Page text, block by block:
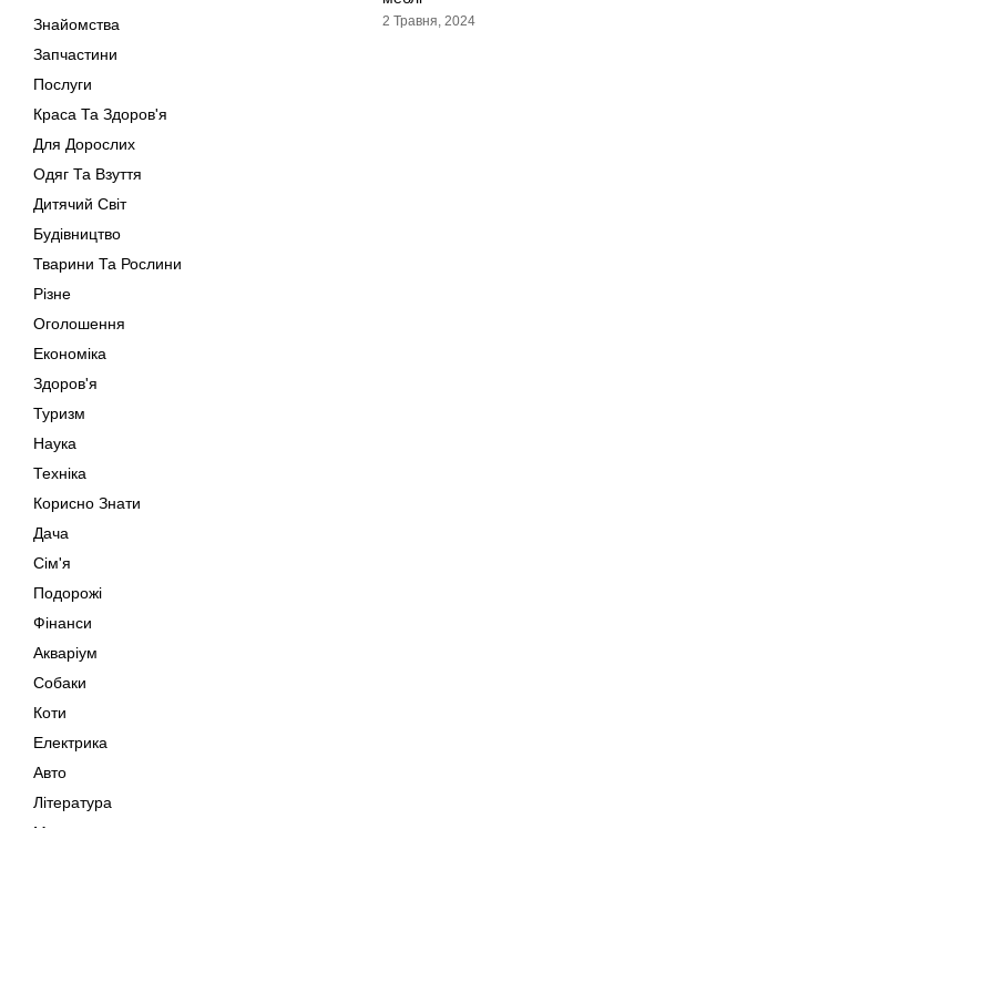
Знайомства
Запчастини
Послуги
Краса Та Здоров'я
Для Дорослих
Одяг Та Взуття
Дитячий Світ
Будівництво
Тварини Та Рослини
Різне
Оголошення
Економіка
Здоров'я
Туризм
Наука
Техніка
Корисно Знати
Дача
Сім'я
Подорожі
Фінанси
Акваріум
Собаки
Коти
Електрика
Авто
Література
Музика
2 Травня, 2024